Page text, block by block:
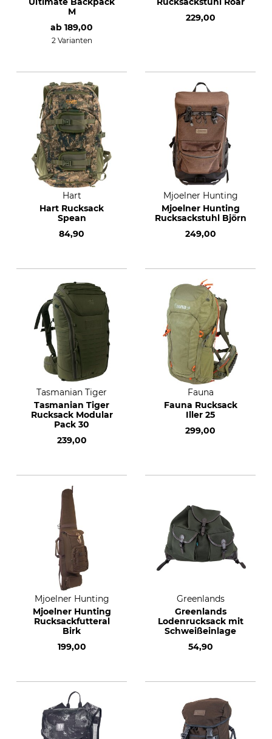
M
ab 189,00
2 Varianten
229,00
Hart
Hart Rucksack
Spean
84,90
Mjoelner Hunting
Mjoelner Hunting
Rucksackstuhl Björn
249,00
Tasmanian Tiger
Tasmanian Tiger
Rucksack Modular
Pack 30
239,00
Fauna
Fauna Rucksack
Iller 25
299,00
Mjoelner Hunting
Mjoelner Hunting
Rucksackfutteral
Birk
199,00
Greenlands
Greenlands
Lodenrucksack mit
Schweißeinlage
54,90